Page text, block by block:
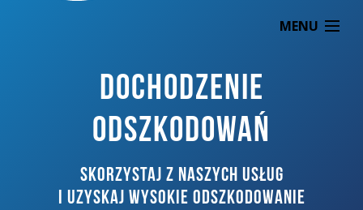
MENU
DOCHODZENIE ODSZKODOWAŃ
DOCHODZENIE
ODSZKODOWAŃ
SKORZYSTAJ Z NASZYCH USŁUG
I UZYSKAJ WYSOKIE ODSZKODOWANIE